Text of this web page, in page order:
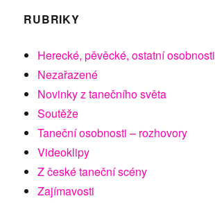
RUBRIKY
Herecké, pěvěcké, ostatní
Nezařazené
Novinky z tanečního světa
Soutěže
Taneční osobnosti – rozhovory
Videoklipy
Z české taneční scény
Zajímavosti